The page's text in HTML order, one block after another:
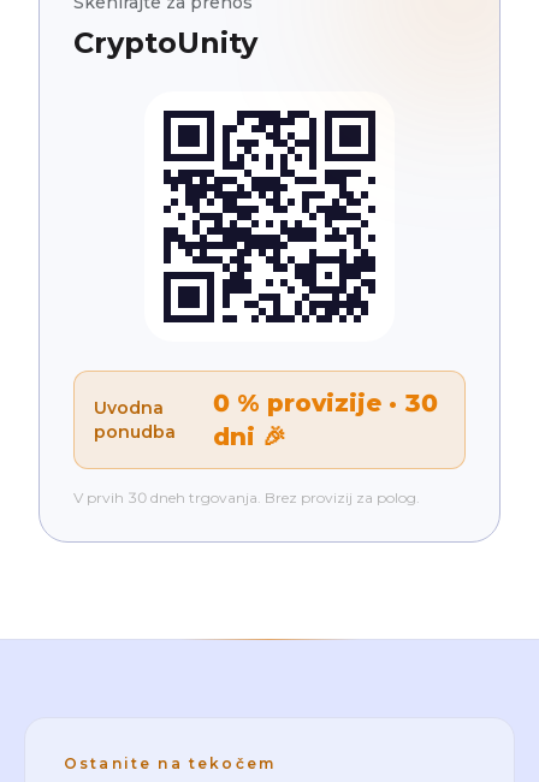
CryptoUnity
Uvodna
ponudba
0 % provizije · 30
dni 🎉
V prvih 30 dneh trgovanja. Brez provizij za polog.
Ostanite na tekočem